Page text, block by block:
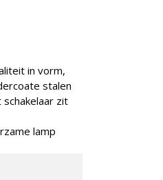
in vorm,
stalen
zit
lamp